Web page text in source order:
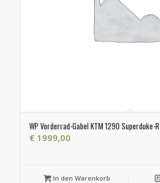
WP Vorderrad-Gabel KTM 1290 Superduke-
€1999,00
In den Warenkorb